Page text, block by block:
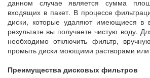
данном случае является сумма
входящих в пакет. В процессе
диски, которые удаляют имеющиеся в
результате вы получаете чистую воду.
необходимо отключить фильтр,
промыть диски моющими растворами или
Преимущества дисковых фильтров